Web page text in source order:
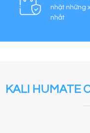
nhật những
nhất
KALI HUMATE